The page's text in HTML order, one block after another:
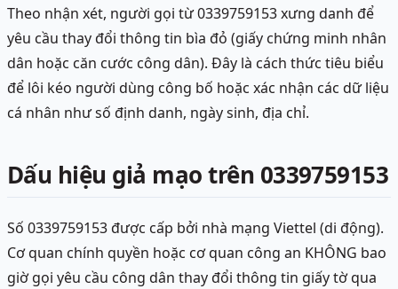
Theo nhận xét, người gọi từ 0339759153 xưng danh để
yêu cầu thay đổi thông tin bìa đỏ (giấy chứng minh nhân
dân hoặc căn cước công dân). Đây là cách thức tiêu biểu
để lôi kéo người dùng công bố hoặc xác nhận các dữ liệu
cá nhân như số định danh, ngày sinh, địa chỉ.
Dấu hiệu giả mạo trên 0339759153
Số 0339759153 được cấp bởi nhà mạng Viettel (di động).
Cơ quan chính quyền hoặc cơ quan công an KHÔNG bao
giờ gọi yêu cầu công dân thay đổi thông tin giấy tờ qua